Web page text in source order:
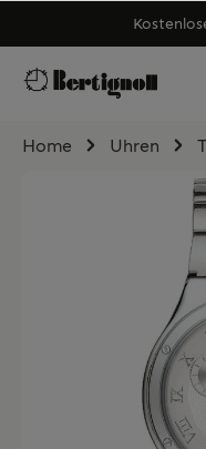
Home Uhren